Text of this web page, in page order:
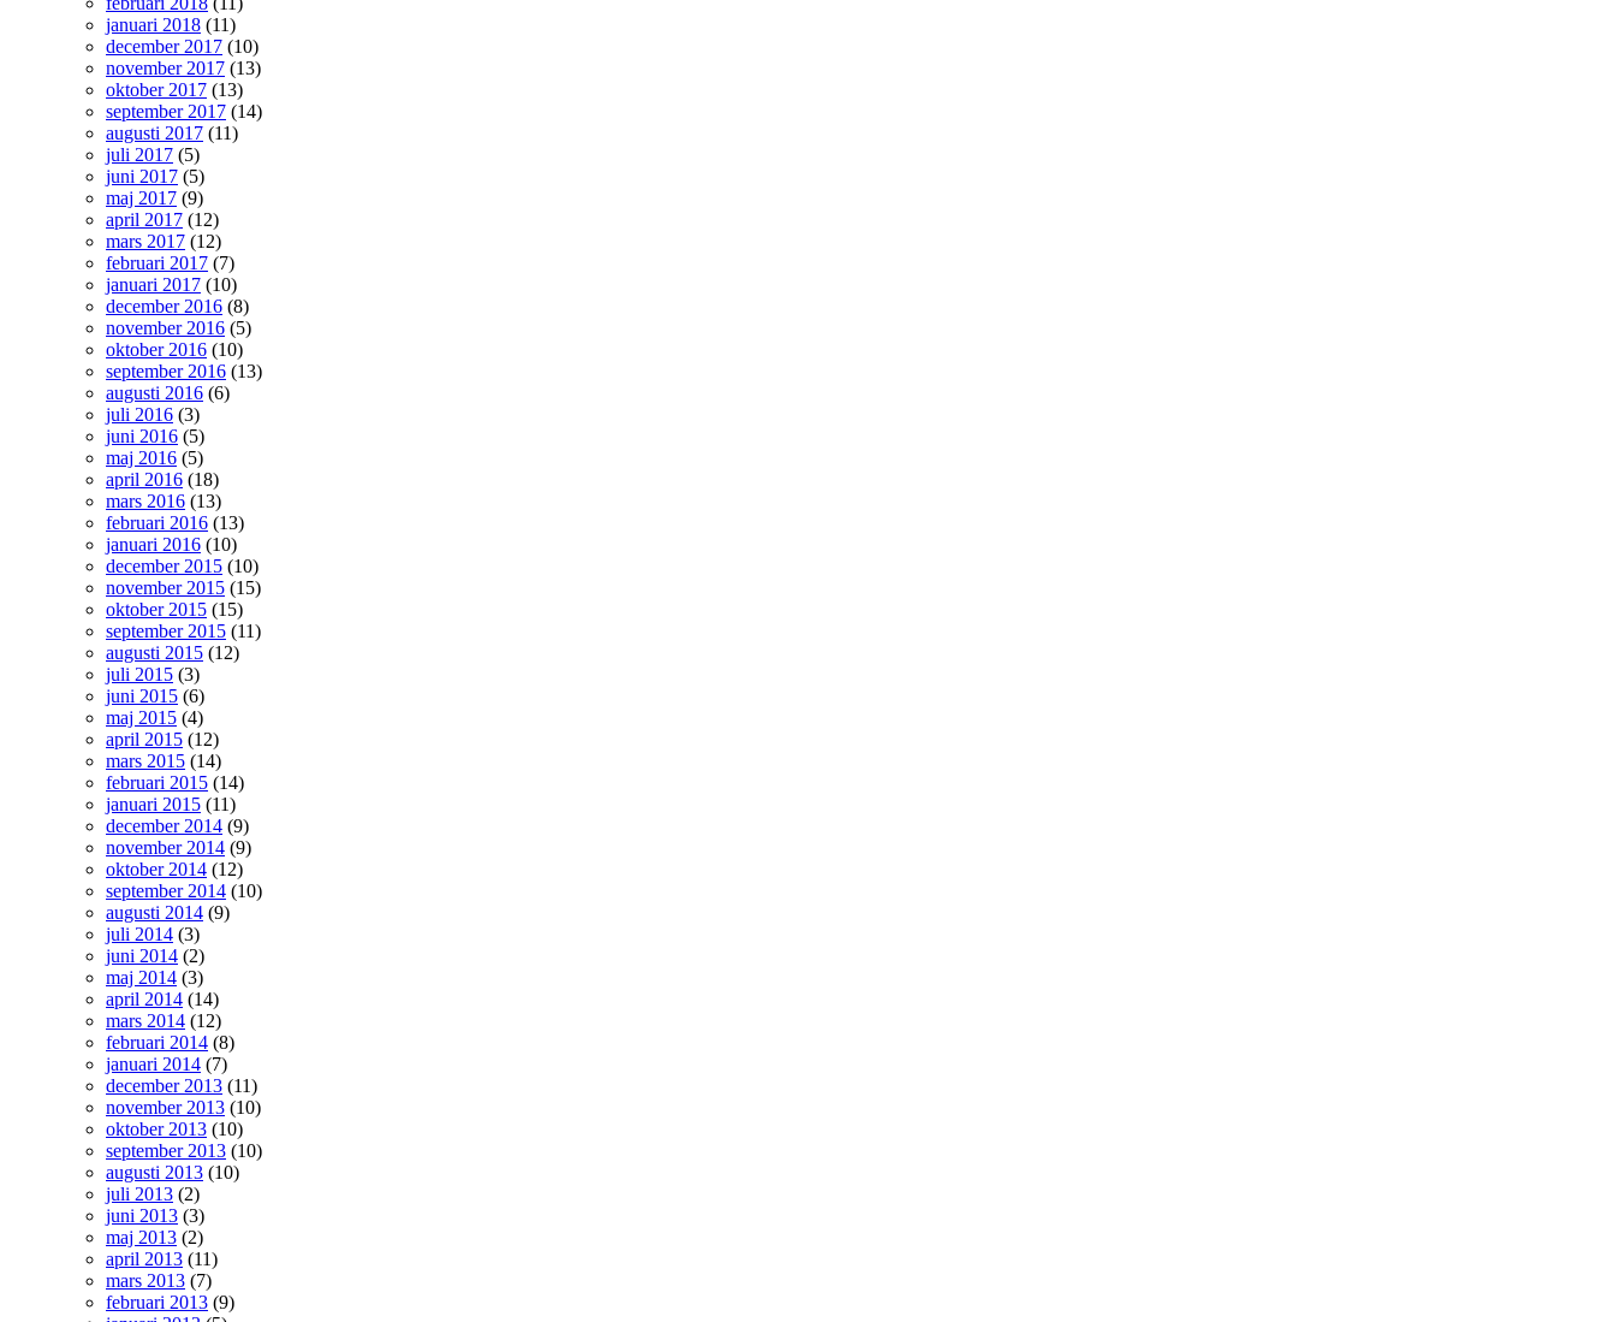
januari 2018 (11)
december 2017 (10)
november 2017 (13)
oktober 2017 (13)
september 2017 (14)
augusti 2017 (11)
juli 2017 (5)
juni 2017 (5)
maj 2017 (9)
april 2017 (12)
mars 2017 (12)
februari 2017 (7)
januari 2017 (10)
december 2016 (8)
november 2016 (5)
oktober 2016 (10)
september 2016 (13)
augusti 2016 (6)
juli 2016 (3)
juni 2016 (5)
maj 2016 (5)
april 2016 (18)
mars 2016 (13)
februari 2016 (13)
januari 2016 (10)
december 2015 (10)
november 2015 (15)
oktober 2015 (15)
september 2015 (11)
augusti 2015 (12)
juli 2015 (3)
juni 2015 (6)
maj 2015 (4)
april 2015 (12)
mars 2015 (14)
februari 2015 (14)
januari 2015 (11)
december 2014 (9)
november 2014 (9)
oktober 2014 (12)
september 2014 (10)
augusti 2014 (9)
juli 2014 (3)
juni 2014 (2)
maj 2014 (3)
april 2014 (14)
mars 2014 (12)
februari 2014 (8)
januari 2014 (7)
december 2013 (11)
november 2013 (10)
oktober 2013 (10)
september 2013 (10)
augusti 2013 (10)
juli 2013 (2)
juni 2013 (3)
maj 2013 (2)
april 2013 (11)
mars 2013 (7)
februari 2013 (9)